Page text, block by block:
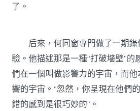
了。
后來，何同窗專門做了一期錄
驗。他描述那是一種“打破墻壁”
們在一個叫做影響力的宇宙，而
響的宇宙。“忽然，你呈現在他們
錯的感到是很巧妙的”。